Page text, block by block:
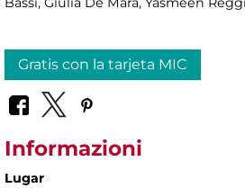
Gratis con la tarjeta MIC
Informazioni
Lugar